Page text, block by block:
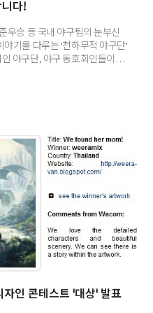
다!
우승 등 국내 야구팀의 눈부신
기를 다루는 '천하무적 야구단'
야구단, 야구 동호회인들이
합류해 내년 2011년에는 전국
합니다. 지난 11월 9일, 때아닌
동호회 Feel 이 신월 야구장에
에 참여할 수 있는 ..
인 콘테스트 '대상' 발표